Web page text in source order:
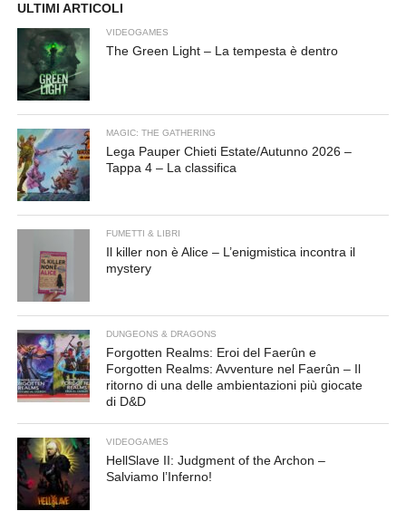
ULTIMI ARTICOLI
VIDEOGAMES
The Green Light – La tempesta è dentro
MAGIC: THE GATHERING
Lega Pauper Chieti Estate/Autunno 2026 –
Tappa 4 – La classifica
FUMETTI & LIBRI
Il killer non è Alice – L’enigmistica incontra il
mystery
DUNGEONS & DRAGONS
Forgotten Realms: Eroi del Faerûn e
Forgotten Realms: Avventure nel Faerûn – Il
ritorno di una delle ambientazioni più giocate
di D&D
VIDEOGAMES
HellSlave II: Judgment of the Archon –
Salviamo l’Inferno!